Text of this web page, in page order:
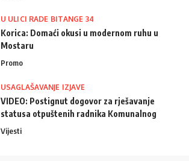
U ULICI RADE BITANGE 34
Korica: Domaći okusi u modernom ruhu u
Mostaru
Promo
USAGLAŠAVANJE IZJAVE
VIDEO: Postignut dogovor za rješavanje
statusa otpuštenih radnika Komunalnog
Vijesti